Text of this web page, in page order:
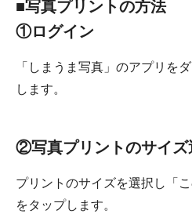
■写真プリントの方法
①ログイン
「しまうま写真」のアプリを
します。
②写真プリントのサイズ
プリントのサイズを選択し「
をタップします。